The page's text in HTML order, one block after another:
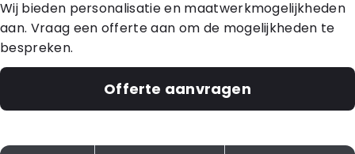
Wij bieden personalisatie en maatwerkmogelijkheden
aan. Vraag een offerte aan om de mogelijkheden te
bespreken.
Offerte aanvragen